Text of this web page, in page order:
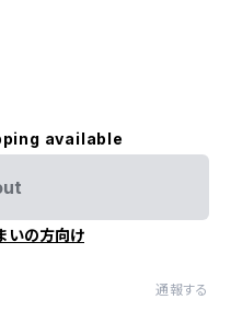
available
いの方向け
通報する